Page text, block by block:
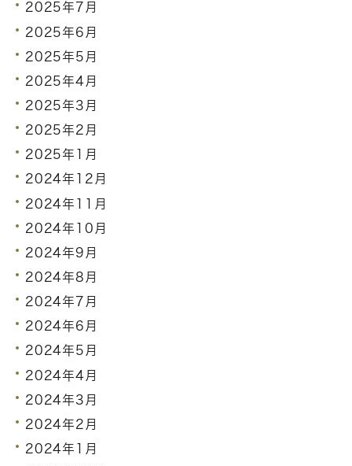
2025年7月
2025年6月
2025年5月
2025年4月
2025年3月
2025年2月
2025年1月
2024年12月
2024年11月
2024年10月
2024年9月
2024年8月
2024年7月
2024年6月
2024年5月
2024年4月
2024年3月
2024年2月
2024年1月